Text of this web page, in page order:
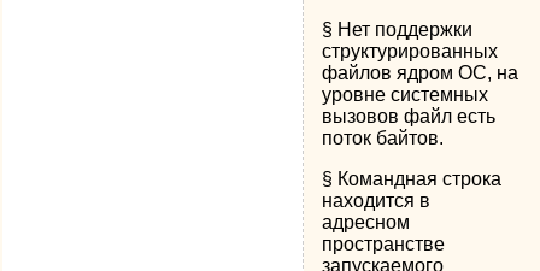
§ Нет поддержки
структурированных
файлов ядром ОС, на
уровне системных
вызовов файл есть
поток байтов.
§ Командная строка
находится в
адресном
пространстве
запускаемого